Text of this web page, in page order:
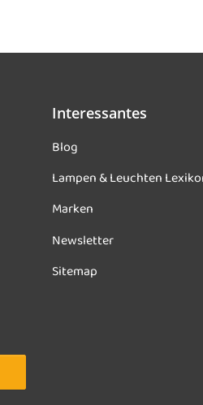
Interessantes
Blog
Lampen & Leuchten
Marken
Newsletter
Sitemap